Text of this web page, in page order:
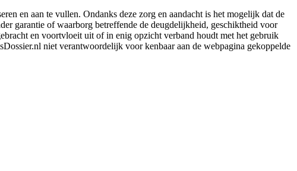
en aan te vullen. Ondanks deze zorg en aandacht is het mogelijk dat de
garantie of waarborg betreffende de deugdelijkheid, geschiktheid voor
en voortvloeit uit of in enig opzicht verband houdt met het gebruik
niet verantwoordelijk voor kenbaar aan de webpagina gekoppelde